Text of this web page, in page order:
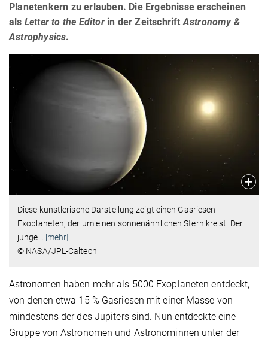
Planetenkern zu erlauben. Die Ergebnisse erscheinen
als Letter to the Editorin der Zeitschrift Astronomy &
Astrophysics.
Diese künstlerische Darstellung zeigt einen Gasriesen-
Exoplaneten, der um einen sonnenähnlichen Stern kreist. Der
junge
[mehr]
© NASA/JPL-Caltech
Astronomen haben mehr als 5000 Exoplaneten entdeckt,
von denen etwa 15 % Gasriesen mit einer Masse von
mindestens der des Jupiters sind. Nun entdeckte eine
Gruppe von Astronomen und Astronominnen unter der